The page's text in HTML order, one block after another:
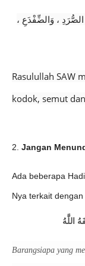
، وَالضِّفْدَعِ ،
Rasulullah SAW
kodok, semut
2. Jangan
Ada beberapa
Nya terkait
اللَّهُ
Barangsiapa yang